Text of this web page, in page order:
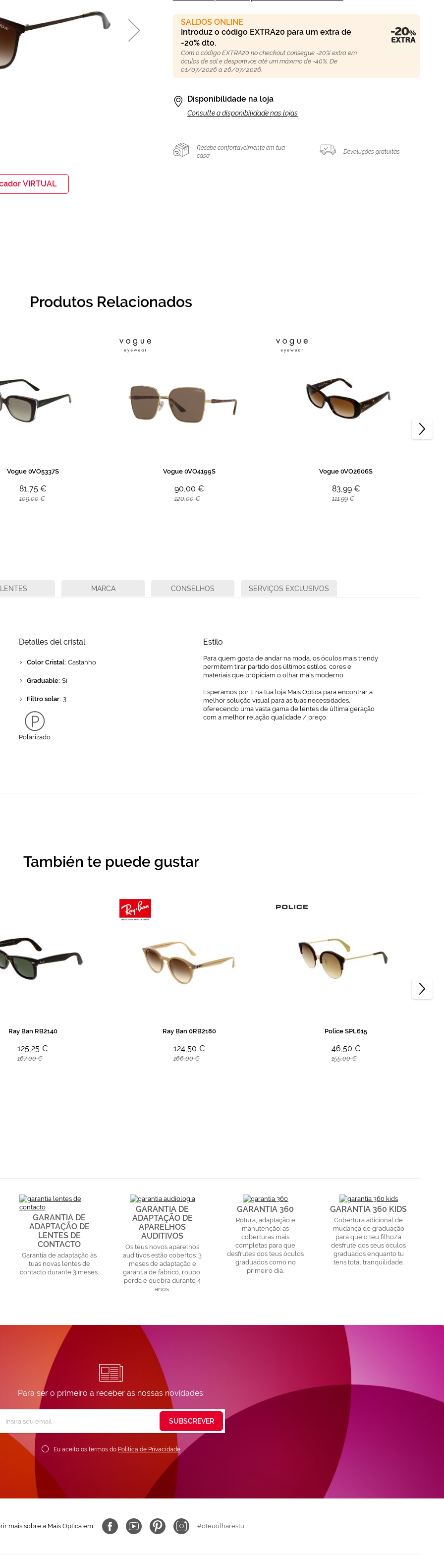
VIRTUAL
SALDOS ONLINE
Introduz o código EXTRA20 para um extra de
-20% dto.
Com o código EXTRA20 no checkout consegue -20% extra em
óculos de sol e desportivos até um máximo de -40%. De
01/07/2026 a 26/07/2026.
Disponibilidade na loja
Consulte a disponibilidade nas lojas
Recebe confortavelmente em tua
casa
Devoluções gratuitas
Produtos Relacionados
Vogue 0VO5337S
81,75 €
109,00 €
Vogue 0VO4199S
90,00 €
120,00 €
Vogue 0VO2606S
83,99 €
111,99 €
Detalles del cristal
Color Cristal: Castanho
Graduable: Si
Filtro solar: 3
Polarizado
Estilo
Para quem gosta de andar na moda, os óculos mais trendy
permitem tirar partido dos últimos estilos, cores e
materiais que propiciam o olhar mais moderno.
Esperamos por ti na tua loja Mais Optica para encontrar a
melhor solução visual para as tuas necessidades,
oferecendo uma vasta gama de lentes de última geração
com a melhor relação qualidade / preço.
LENTES MARCA CONSELHOS SERVIÇOS EXCLUSIVOS
También te puede gustar
Ray Ban RB2140
125,25 €
167,00 €
Ray Ban 0RB2180
124,50 €
166,00 €
Police SPL615
46,50 €
155,00 €
GARANTIA DE
ADAPTAÇÃO DE
LENTES DE
CONTACTO
Garantia de adaptação às
tuas novas lentes de
contacto durante 3 meses.
GARANTIA DE
ADAPTAÇÃO DE
APARELHOS
AUDITIVOS
Os teus novos aparelhos
auditivos estão cobertos: 3
meses de adaptação e
garantia de fabrico, roubo,
perda e quebra durante 4
anos.
GARANTIA 360
Rotura, adaptação e
manutenção: as
coberturas mais
completas para que
desfrutes dos teus óculos
graduados como no
primeiro dia.
GARANTIA 360 KIDS
Cobertura adicional de
mudança de graduação
para que o teu filho/a
desfrute dos seus óculos
graduados enquanto tu
tens total tranquilidade.
Para ser o primeiro a receber as nossas novidades:
Newsletter:
Eu aceito os termos do Política de Privacidade
SUBSCREVER
mais sobre a Mais Optica em: #oteuolharestu